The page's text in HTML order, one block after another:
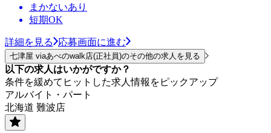
まかないあり
短期OK
詳細を見る 応募画面に進む
七津屋 viaあべのwalk店(正社員)のその他の求人を見る
以下の求人はいかがですか？
条件を緩めてヒットした求人情報をピックアップ
アルバイト・パート
北海道 難波店